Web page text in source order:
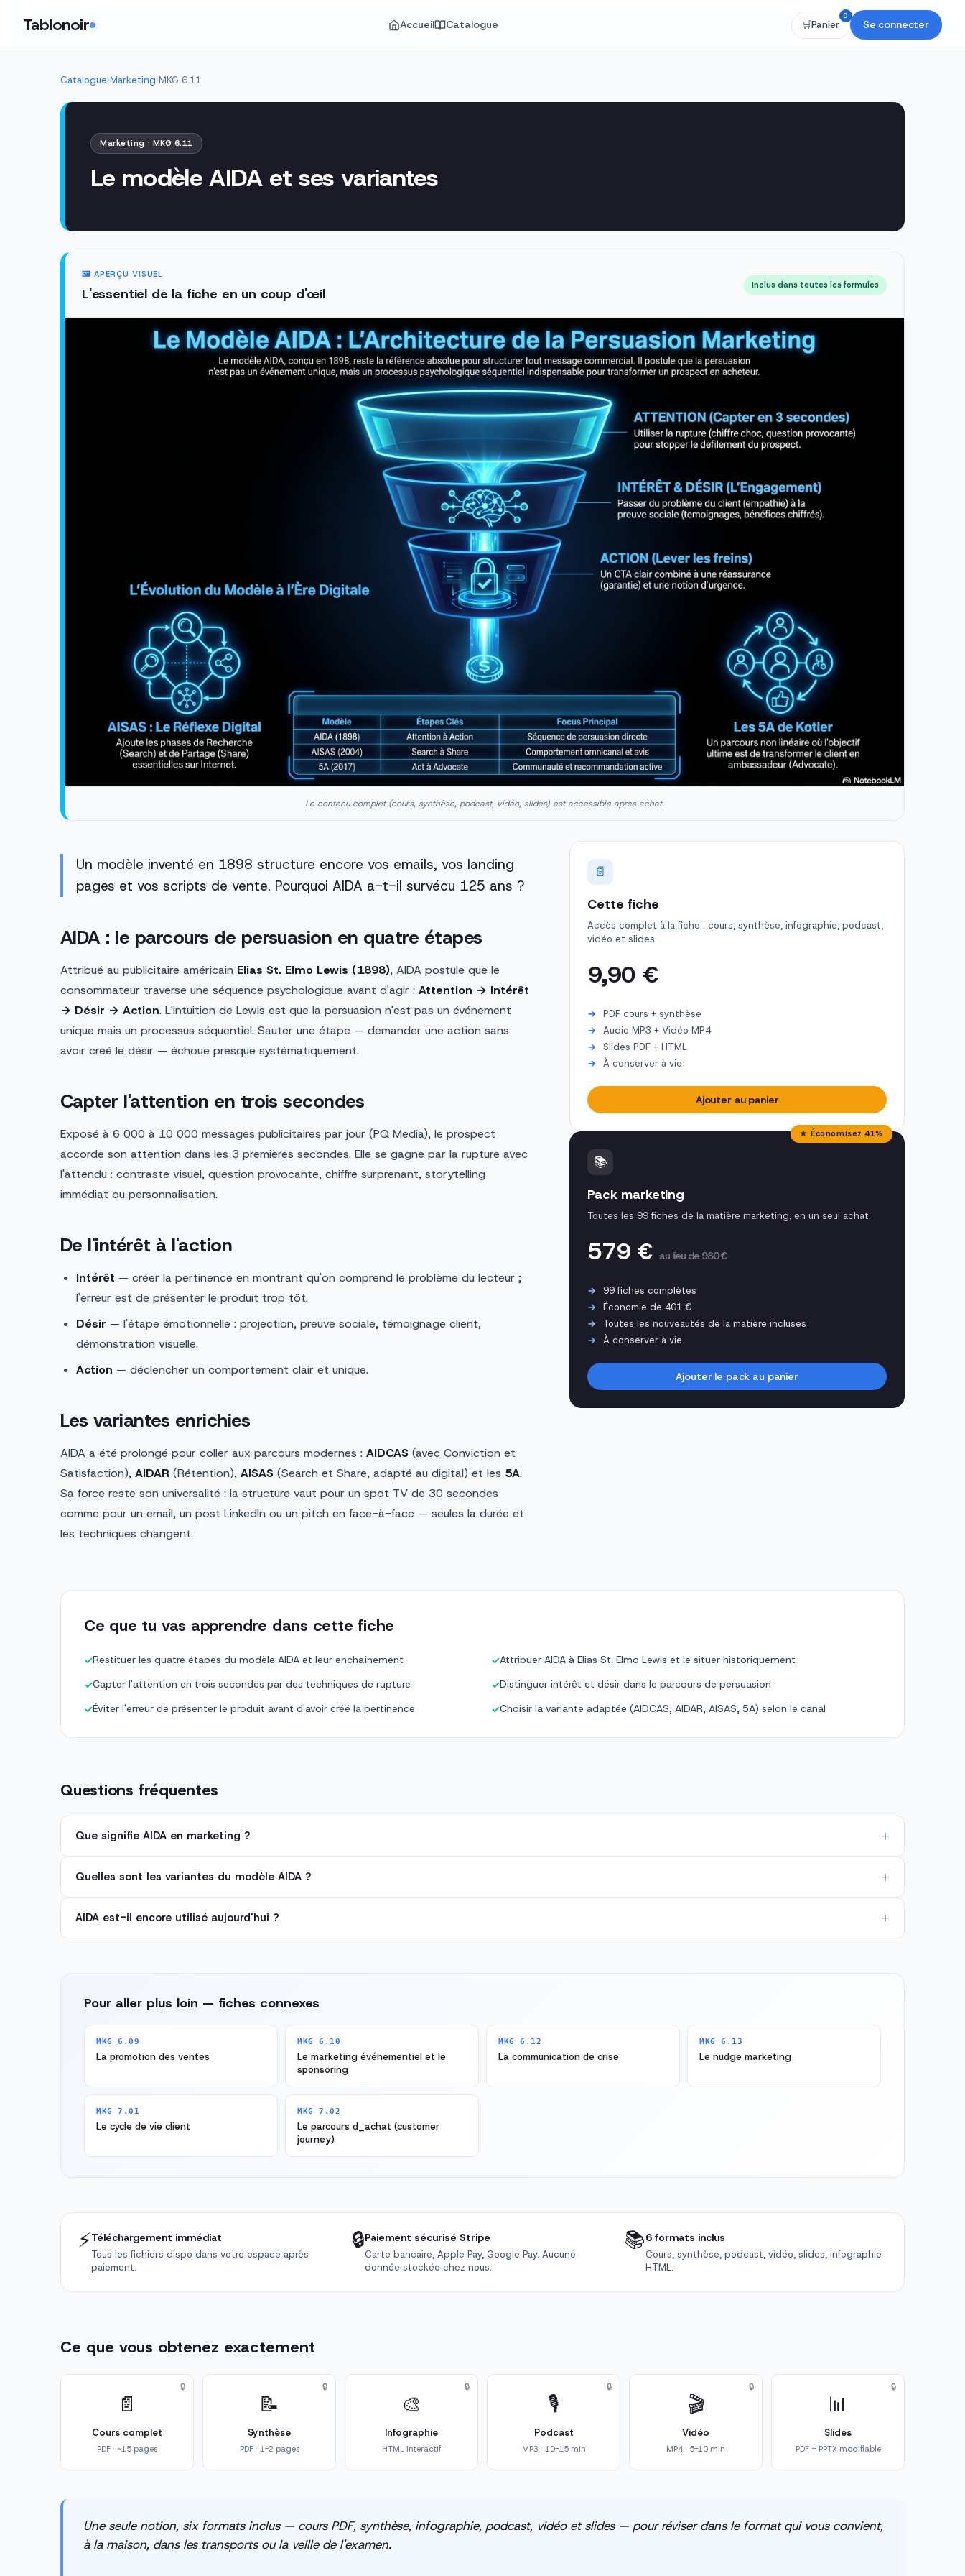
Tablonoir Accueil Catalogue 🛒Panier
0
Se connecter
Catalogue›Marketing›MKG 6.11
Marketing · MKG 6.11
Le modèle AIDA et ses variantes
🖼️ APERÇU VISUEL
L'essentiel de la fiche en un coup d'œil
Inclus dans toutes les formules
Le contenu complet (cours, synthèse, podcast, vidéo, slides) est accessible après achat.
Un modèle inventé en 1898 structure encore vos emails, vos landing
pages et vos scripts de vente. Pourquoi AIDA a-t-il survécu 125 ans ?
AIDA : le parcours de persuasion en quatre étapes
Attribué au publicitaire américain Elias St. Elmo Lewis (1898), AIDA postule que le
consommateur traverse une séquence psychologique avant d'agir : Attention → Intérêt
→ Désir → Action. L'intuition de Lewis est que la persuasion n'est pas un événement
unique mais un processus séquentiel. Sauter une étape — demander une action sans
avoir créé le désir — échoue presque systématiquement.
Capter l'attention en trois secondes
Exposé à 6 000 à 10 000 messages publicitaires par jour (PQ Media), le prospect
accorde son attention dans les 3 premières secondes. Elle se gagne par la rupture avec
l'attendu : contraste visuel, question provocante, chiffre surprenant, storytelling
immédiat ou personnalisation.
De l'intérêt à l'action
Intérêt — créer la pertinence en montrant qu'on comprend le problème du lecteur ;
l'erreur est de présenter le produit trop tôt.
Désir — l'étape émotionnelle : projection, preuve sociale, témoignage client,
démonstration visuelle.
Action — déclencher un comportement clair et unique.
Les variantes enrichies
AIDA a été prolongé pour coller aux parcours modernes : AIDCAS (avec Conviction et
Satisfaction), AIDAR (Rétention), AISAS (Search et Share, adapté au digital) et les 5A.
Sa force reste son universalité : la structure vaut pour un spot TV de 30 secondes
comme pour un email, un post LinkedIn ou un pitch en face-à-face — seules la durée et
les techniques changent.
📄
Cette fiche
Accès complet à la fiche : cours, synthèse, infographie, podcast,
vidéo et slides.
9,90 €
PDF cours + synthèse
Audio MP3 + Vidéo MP4
Slides PDF + HTML
À conserver à vie
Ajouter au panier
★ Économisez 41%
📚
Pack marketing
Toutes les 99 fiches de la matière marketing, en un seul achat.
579 €au lieu de 980 €
99 fiches complètes
Économie de 401 €
Toutes les nouveautés de la matière incluses
À conserver à vie
Ajouter le pack au panier
Ce que tu vas apprendre dans cette fiche
✓Restituer les quatre étapes du modèle AIDA et leur enchaînement ✓Attribuer AIDA à Elias St. Elmo Lewis et le situer historiquement
✓Capter l'attention en trois secondes par des techniques de rupture ✓Distinguer intérêt et désir dans le parcours de persuasion
✓Éviter l'erreur de présenter le produit avant d'avoir créé la pertinence ✓Choisir la variante adaptée (AIDCAS, AIDAR, AISAS, 5A) selon le canal
Questions fréquentes
Que signifie AIDA en marketing ?
Quelles sont les variantes du modèle AIDA ?
AIDA est-il encore utilisé aujourd'hui ?
Pour aller plus loin — fiches connexes
MKG 6.09
La promotion des ventes
MKG 6.10
Le marketing événementiel et le
sponsoring
MKG 6.12
La communication de crise
MKG 6.13
Le nudge marketing
MKG 7.01
Le cycle de vie client
MKG 7.02
Le parcours d_achat (customer
journey)
⚡Téléchargement immédiat
Tous les fichiers dispo dans votre espace après
paiement.
🔒Paiement sécurisé Stripe
Carte bancaire, Apple Pay, Google Pay. Aucune
donnée stockée chez nous.
📚6 formats inclus
Cours, synthèse, podcast, vidéo, slides, infographie
HTML.
Ce que vous obtenez exactement
📄
Cours complet
PDF · ~15 pages
🔒
📝
Synthèse
PDF · 1-2 pages
🔒
🎨
Infographie
HTML interactif
🔒
🎙️
Podcast
MP3 · 10-15 min
🔒
🎬
Vidéo
MP4 · 5-10 min
🔒
📊
Slides
PDF + PPTX modifiable
🔒
Une seule notion, six formats inclus — cours PDF, synthèse, infographie, podcast, vidéo et slides — pour réviser dans le format qui vous convient,
à la maison, dans les transports ou la veille de l'examen.